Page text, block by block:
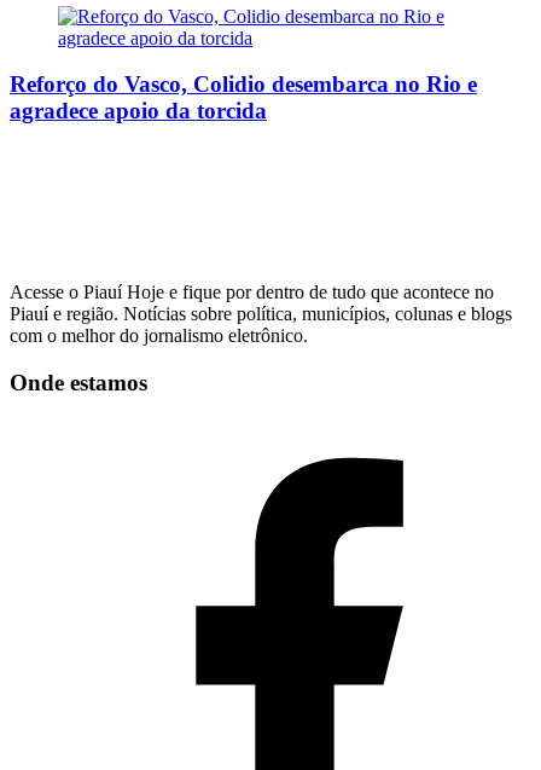
Reforço do Vasco, Colidio desembarca no Rio e
agradece apoio da torcida
Acesse o Piauí Hoje e fique por dentro de tudo que acontece no
Piauí e região. Notícias sobre política, municípios, colunas e blogs
com o melhor do jornalismo eletrônico.
Onde estamos